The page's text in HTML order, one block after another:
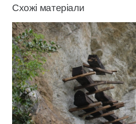
Схожі матеріали